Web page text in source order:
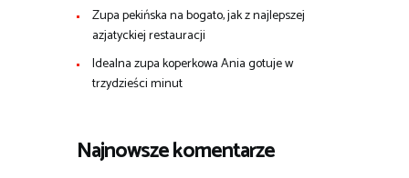
Zupa pekińska na bogato, jak z najlepszej
azjatyckiej restauracji
Idealna zupa koperkowa Ania gotuje w
trzydzieści minut
Najnowsze komentarze